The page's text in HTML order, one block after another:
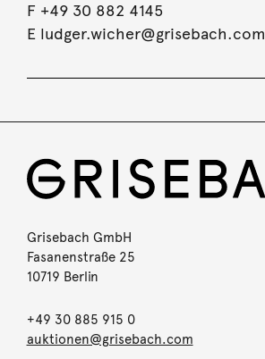
F +49 30 882 4145
E ludger.wicher@grisebach.com
Grisebach GmbH
Fasanenstraße 25
10719 Berlin
+49 30 885 915 0
auktionen@grisebach.com